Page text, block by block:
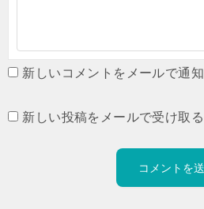
新しいコメントをメールで通知
新しい投稿をメールで受け取る